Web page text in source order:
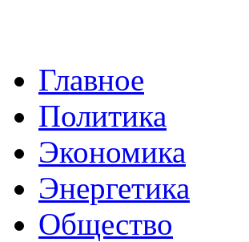
Главное
Политика
Экономика
Энергетика
Общество